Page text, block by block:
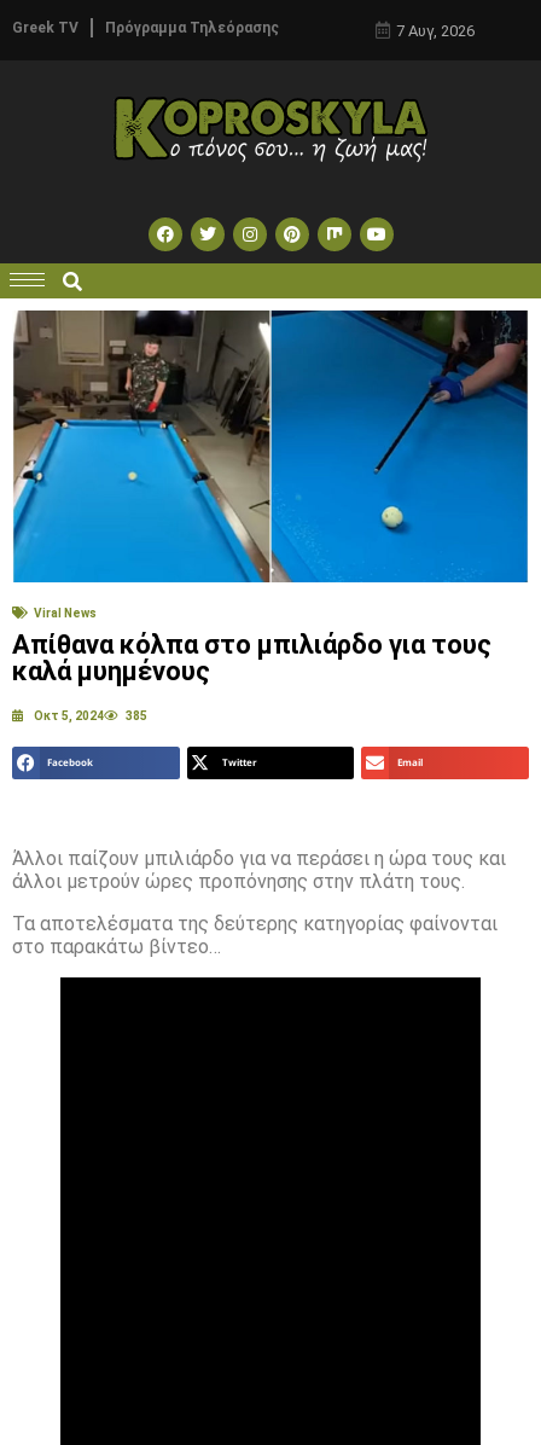
Greek TV Πρόγραμμα Τηλεόρασης 7 Αυγ, 2026
Viral News
Απίθανα κόλπα στο μπιλιάρδο για τους
καλά μυημένους
Οκτ 5, 2024 385
Facebook Twitter Email
Άλλοι παίζουν μπιλιάρδο για να περάσει η ώρα τους και
άλλοι μετρούν ώρες προπόνησης στην πλάτη τους.
Τα αποτελέσματα της δεύτερης κατηγορίας φαίνονται
στο παρακάτω βίντεο…